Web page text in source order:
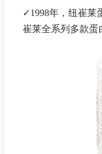
✓1998年，纽崔莱
崔莱全系列多款蛋